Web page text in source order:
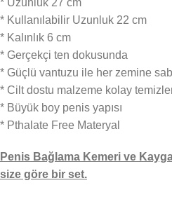
* Uzunluk 27 cm
* Kullanılabilir Uzunluk 22 cm
* Kalınlık 6 cm
* Gerçekçi ten dokusunda
* Güçlü vantuzu ile her zemine
* Cilt dostu malzeme kolay
* Büyük boy penis yapısı
* Pthalate Free Materyal
Penis Bağlama Kemeri ve
size göre bir set.